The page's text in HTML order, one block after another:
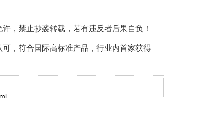
，禁止抄袭转载，若有违反者后果自负！
，符合国际高标准产品，行业内首家获得